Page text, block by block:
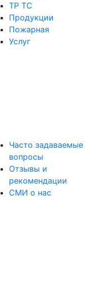
ТР ТС
Продукции
Пожарная
Услуг
Часто задаваемые
вопросы
Отзывы и
рекомендации
СМИ о нас